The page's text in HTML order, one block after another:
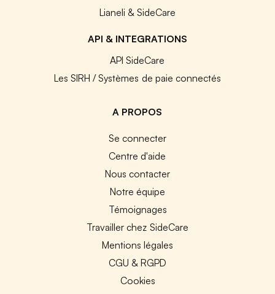
Lianeli & SideCare
API & INTEGRATIONS
API SideCare
Les SIRH / Systèmes de paie connectés
A PROPOS
Se connecter
Centre d'aide
Nous contacter
Notre équipe
Témoignages
Travailler chez SideCare
Mentions légales
CGU & RGPD
Cookies